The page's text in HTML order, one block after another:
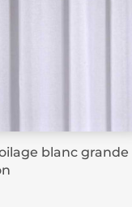
blanc grande